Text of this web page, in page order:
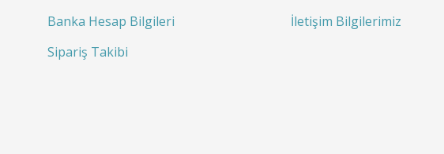
Banka Hesap Bilgileri
Sipariş Takibi
İletişim Bilgilerimiz